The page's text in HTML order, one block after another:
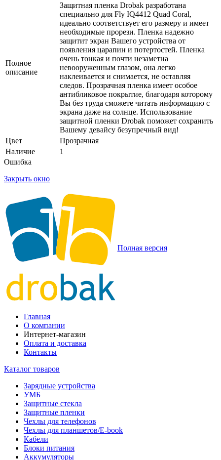
Полное
описание
Защитная пленка Drobak разработана
специально для Fly IQ4412 Quad Coral,
идеально соответствует его размеру и имеет
необходимые прорези. Пленка надежно
защитит экран Вашего устройства от
появления царапин и потертостей. Пленка
очень тонкая и почти незаметна
невооруженным глазом, она легко
наклеивается и снимается, не оставляя
следов. Прозрачная пленка имеет особое
антибликовое покрытие, благодаря которому
Вы без труда сможете читать информацию с
экрана даже на солнце. Использование
защитной пленки Drobak поможет сохранить
Вашему девайсу безупречный вид!
Цвет
Прозрачная
Наличие
1
Ошибка
Закрыть окно
Полная версия
Главная
О компании
Интернет-магазин
Оплата и доставка
Контакты
Каталог товаров
Зарядные устройства
УМБ
Защитные стекла
Защитные пленки
Чехлы для телефонов
Чехлы для планшетов/E-book
Кабели
Блоки питания
Аккумуляторы